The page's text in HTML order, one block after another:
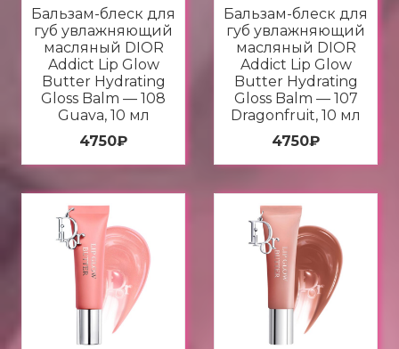
Бальзам-блеск для
губ увлажняющий
масляный DIOR
Addict Lip Glow
Butter Hydrating
Gloss Balm — 108
Guava, 10 мл
4750₽
Бальзам-блеск для
губ увлажняющий
масляный DIOR
Addict Lip Glow
Butter Hydrating
Gloss Balm — 107
Dragonfruit, 10 мл
4750₽